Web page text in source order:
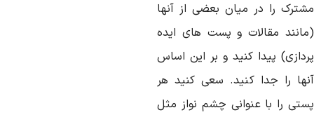
را در میان بعضی از آنها
مقالات و پست های ایده
پیدا کنید و بر این اساس
را جدا کنید. سعی کنید هر
را با عنوانی چشم نواز مثل